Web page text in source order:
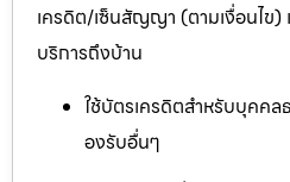
เครดิต/เซ็นสัญญา (ตามเงื่อนไข
บริการถึงบ้าน
ใช้บัตรเครดิตสำหรับบุคคล
องรับอื่นๆ